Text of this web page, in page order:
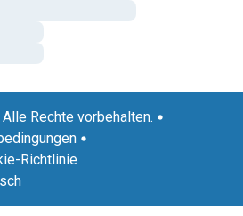
Rechte vorbehalten.
Richtlinie